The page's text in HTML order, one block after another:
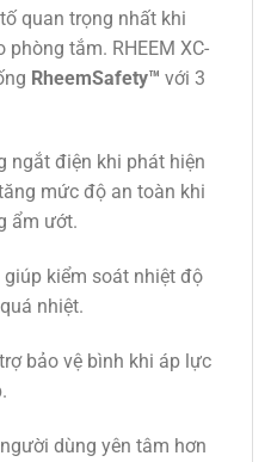
quan trọng nhất khi
tắm. RHEEM XC-
RheemSafety™ với 3
ngắt điện khi phát hiện
mức độ an toàn khi
ẩm ướt.
giúp kiểm soát nhiệt độ
nhiệt.
bảo vệ bình khi áp lực
dùng yên tâm hơn